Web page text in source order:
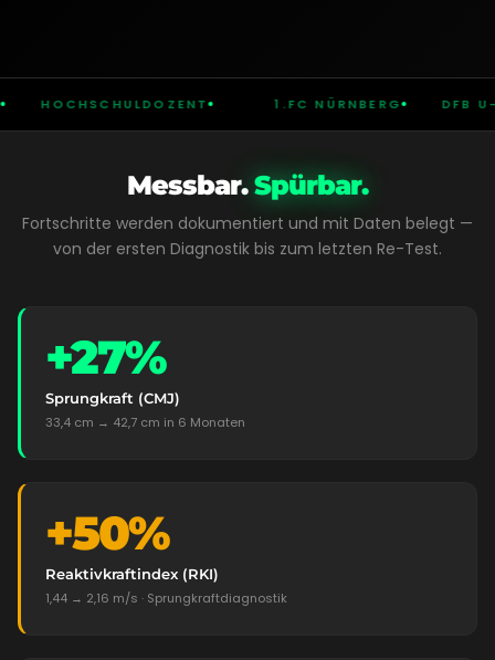
1.FC NÜRNBERG DFB U-
Messbar.Spürbar.
Fortschritte werden dokumentiert und mit Daten belegt —
von der ersten Diagnostik bis zum letzten Re-Test.
+27%
Sprungkraft (CMJ)
33,4 cm → 42,7 cm in 6 Monaten
+50%
Reaktivkraftindex (RKI)
1,44 → 2,16 m/s · Sprungkraftdiagnostik